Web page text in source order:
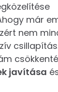
már
nem
javítása